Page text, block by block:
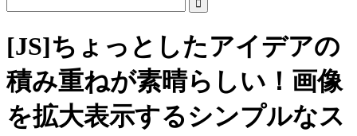
[JS]ちょっとしたアイデアの
積み重ねが素晴らしい！画像
を拡大表示するシンプルなス